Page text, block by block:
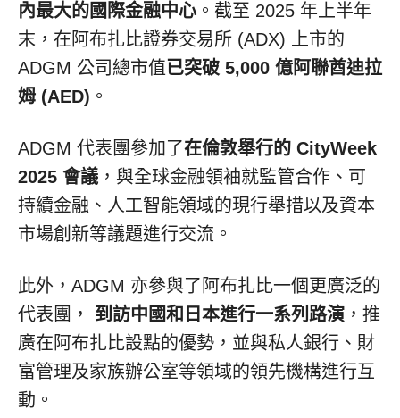
內最大的國際金融中心 。截至 2025 年上半年
末，在阿布扎比證券交易所 (ADX) 上市的
ADGM 公司總市值已突破 5,000 億阿聯酋迪拉
姆 (AED) 。
ADGM 代表團參加了在倫敦舉行的 CityWeek
2025 會議 ，與全球金融領袖就監管合作、可
持續金融、人工智能領域的現行舉措以及資本
市場創新等議題進行交流。
此外，ADGM 亦參與了阿布扎比一個更廣泛的
代表團， 到訪中國和日本進行一系列路演 ，推
廣在阿布扎比設點的優勢，並與私人銀行、財
富管理及家族辦公室等領域的領先機構進行互
動。